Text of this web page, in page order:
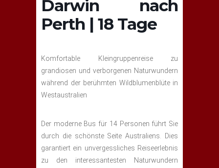
Darwin nach
Perth | 18 Tage
Komfortable Kleingruppenreise zu
grandiosen und verborgenen Naturwundern
während der berühmten Wildblumenblüte in
Westaustralien
Der moderne Bus für 14 Personen führt Sie
durch die schönste Seite Australiens. Dies
garantiert ein unvergessliches Reiseerlebnis
zu den interessantesten Naturwundern